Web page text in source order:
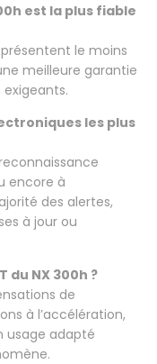
est la plus fiable
présentent le moins
meilleure garantie
les plus
encore à
des alertes,
à jour ou
NX 300h ?
de
à l’accélération,
usage adapté